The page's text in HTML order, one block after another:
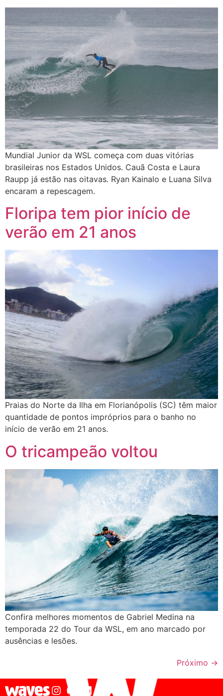
Mundial Junior da WSL começa com duas vitórias
brasileiras nos Estados Unidos. Cauã Costa e Laura
Raupp já estão nas oitavas. Ryan Kainalo e Luana Silva
encaram a repescagem.
Floripa tem pior início de
verão em 21 anos
Praias do Norte da Ilha em Florianópolis (SC) têm maior
quantidade de pontos impróprios para o banho no
início de verão em 21 anos.
O tricampeão voltou
Confira melhores momentos de Gabriel Medina na
temporada 22 do Tour da WSL, em ano marcado por
ausências e lesões.
Próximo →